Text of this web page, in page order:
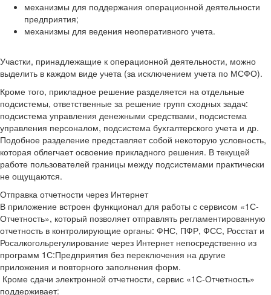
механизмы для поддержания операционной деятельности
предприятия;
механизмы для ведения неоперативного учета.
Участки, принадлежащие к операционной деятельности, можно
выделить в каждом виде учета (за исключением учета по МСФО).
Кроме того, прикладное решение разделяется на отдельные
подсистемы, ответственные за решение групп сходных задач:
подсистема управления денежными средствами, подсистема
управления персоналом, подсистема бухгалтерского учета и др.
Подобное разделение представляет собой некоторую условность,
которая облегчает освоение прикладного решения. В текущей
работе пользователей границы между подсистемами практически
не ощущаются.
Отправка отчетности через Интернет
В приложение встроен функционал для работы с сервисом «1С-
Отчетность», который позволяет отправлять регламентированную
отчетность в контролирующие органы: ФНС, ПФР, ФСС, Росстат и
Росалкогольрегулирование через Интернет непосредственно из
программ 1С:Предприятия без переключения на другие
приложения и повторного заполнения форм.
Кроме сдачи электронной отчетности, сервис «1С-Отчетность»
поддерживает: